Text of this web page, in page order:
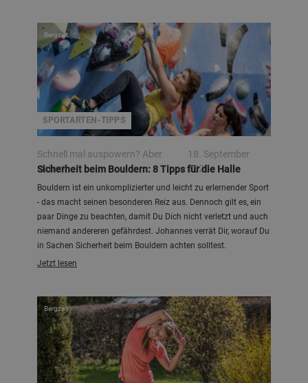
SPORTARTEN-TIPPS
Bergzeit
Schnell mal auspowern? Aber
sicher!
18. September
2020
Sicherheit beim Bouldern: 8 Tipps für die Halle
Bouldern ist ein unkomplizierter und leicht zu erlernender Sport
- das macht seinen besonderen Reiz aus. Dennoch gilt es, ein
paar Dinge zu beachten, damit Du Dich nicht verletzt und auch
niemand andereren gefährdest. Johannes verrät Dir, worauf Du
in Sachen Sicherheit beim Bouldern achten solltest.
Jetzt lesen
Bergzeit